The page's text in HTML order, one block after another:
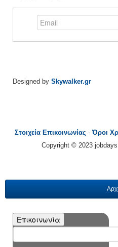
Designed by Skywalker.gr
Στοιχεία Επικοινωνίας -Όροι
Copyright © 2023